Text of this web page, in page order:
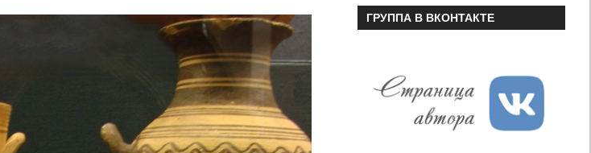
ГРУППА В ВКОНТАКТЕ